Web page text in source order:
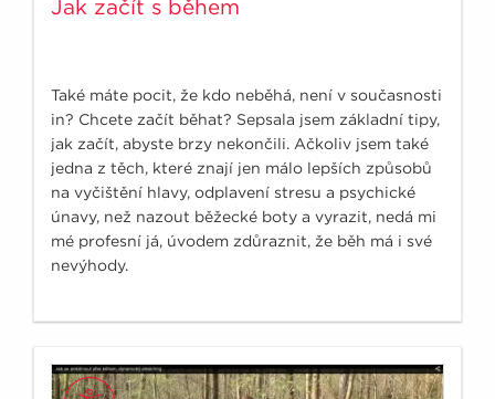
Jak začít s během
Také máte pocit, že kdo neběhá, není v současnosti
in? Chcete začít běhat? Sepsala jsem základní tipy,
jak začít, abyste brzy nekončili. Ačkoliv jsem také
jedna z těch, které znají jen málo lepších způsobů
na vyčištění hlavy, odplavení stresu a psychické
únavy, než nazout běžecké boty a vyrazit, nedá mi
mé profesní já, úvodem zdůraznit, že běh má i své
nevýhody.